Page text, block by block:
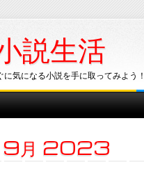
説生活
気になる小説を手に取ってみよう！
9月 2023